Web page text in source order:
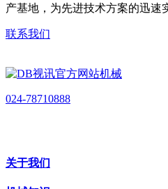
产基地，为先进技术方案的迅速
联系我们
024-78710888
关于我们